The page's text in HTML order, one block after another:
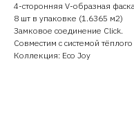
4-сторонняя V-образная
8 шт в упаковке (1.6365 м2)
Замковое соединение Click.
Совместим с системой
Коллекция: Eco Joy